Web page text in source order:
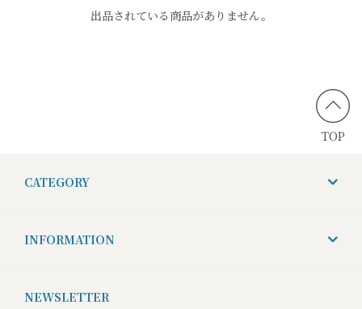
出品されている商品がありません。
TOP
CATEGORY
INFORMATION
NEWSLETTER